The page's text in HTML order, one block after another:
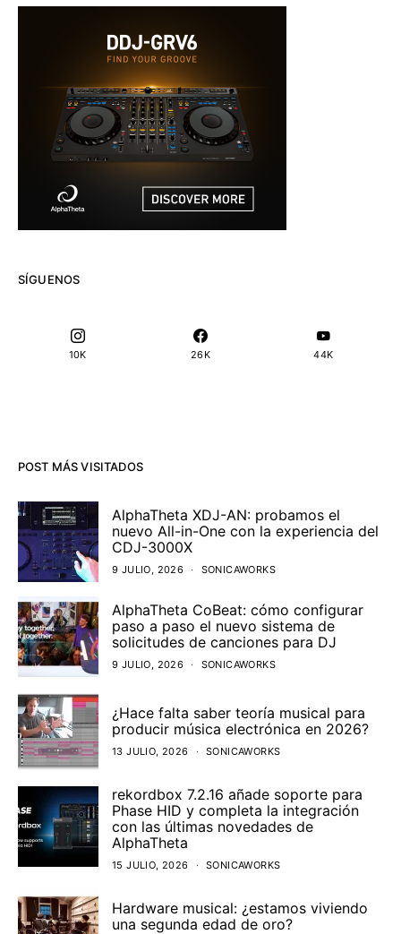
SÍGUENOS
10K 26K 44K
POST MÁS VISITADOS
AlphaTheta XDJ-AN: probamos el
nuevo All-in-One con la experiencia del
CDJ-3000X
9 JULIO, 2026 SONICAWORKS
AlphaTheta CoBeat: cómo configurar
paso a paso el nuevo sistema de
solicitudes de canciones para DJ
9 JULIO, 2026 SONICAWORKS
¿Hace falta saber teoría musical para
producir música electrónica en 2026?
13 JULIO, 2026 SONICAWORKS
rekordbox 7.2.16 añade soporte para
Phase HID y completa la integración
con las últimas novedades de
AlphaTheta
15 JULIO, 2026 SONICAWORKS
Hardware musical: ¿estamos viviendo
una segunda edad de oro?